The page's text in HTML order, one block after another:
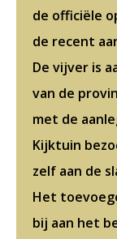
de officiële
de recent
De vijver is
van de
met de
Kijktuin
zelf aan de
Het
bij aan het